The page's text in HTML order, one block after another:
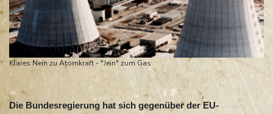
Klares Nein zu Atomkraft - "Jein" zum Gas
Die Bundesregierung hat sich gegenüber der EU-